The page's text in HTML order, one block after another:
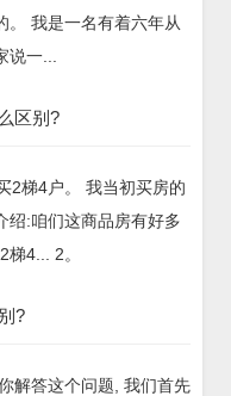
。 我是一名有着六年从
一...
区别?
2梯4户。 我当初买房的
绍:咱们这商品房有好多
4... 2。
?
解答这个问题, 我们首先